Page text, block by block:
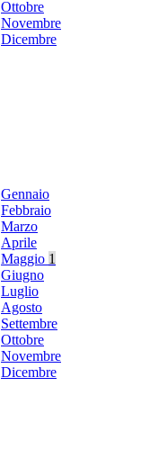
Ottobre
Novembre
Dicembre
Gennaio
Febbraio
Marzo
Aprile
Maggio 1
Giugno
Luglio
Agosto
Settembre
Ottobre
Novembre
Dicembre